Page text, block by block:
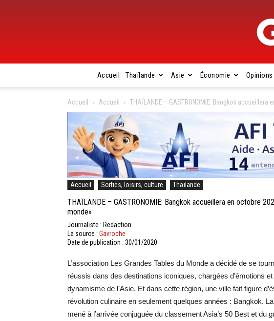
Accueil Thaïlande Asie Économie
Accueil Accueil THAÏLANDE – GASTRONOMIE: Bangkok
Accueil Sorties, loisirs, culture Thaïlande
THAÏLANDE – GASTRONOMIE: Bangkok accueillera en octobre
monde»
Journaliste : Redaction
La source : Gavroche
Date de publication : 30/01/2020
L’association Les Grandes Tables du Monde a décidé de se
réussis dans des destinations iconiques, chargées d’émotions
dynamisme de l’Asie. Et dans cette région, une ville fait figure
révolution culinaire en seulement quelques années : Bangkok.
mené à l’arrivée conjuguée du classement Asia’s 50 Best et du